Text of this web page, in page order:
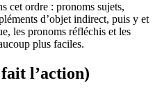
cet ordre : pronoms sujets,
d’objet indirect, puis y et
les pronoms réfléchis et les
plus faciles.
l’action)